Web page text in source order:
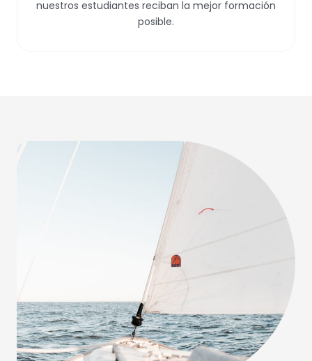
nuestros estudiantes reciban la mejor formación
posible.